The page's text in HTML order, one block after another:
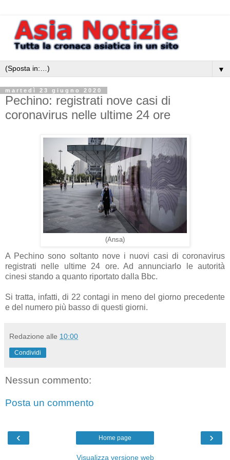
▼
martedì 23 giugno 2020
Pechino: registrati nove casi di
coronavirus nelle ultime 24 ore
(Ansa)
A Pechino sono soltanto nove i nuovi casi di coronavirus
registrati nelle ultime 24 ore. Ad annunciarlo le autorità
cinesi stando a quanto riportato dalla Bbc.
Si tratta, infatti, di 22 contagi in meno del giorno precedente
e del numero più basso di questi giorni.
Redazione alle 10:00
Condividi
Nessun commento:
Posta un commento
‹ ›
Home page
Visualizza versione web